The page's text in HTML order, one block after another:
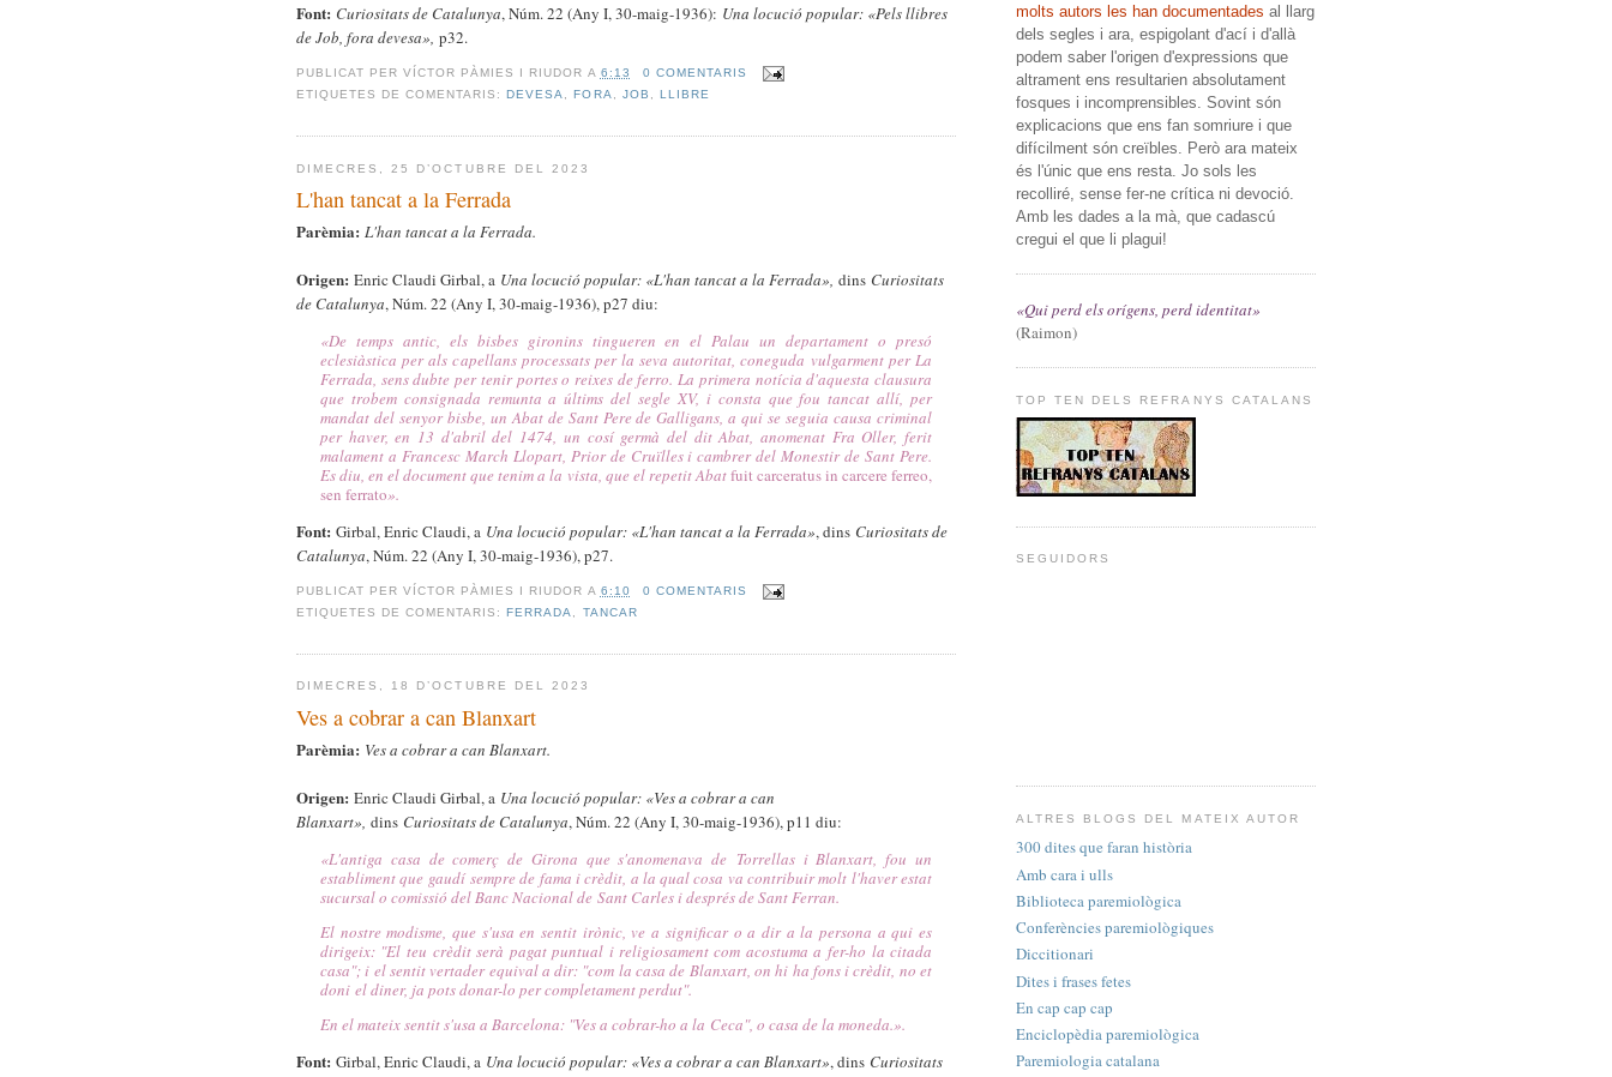
Font: Curiositats de Catalunya, Núm. 22 (Any I, 30-maig-1936): Una locució popular: «Pels llibres
de Job, fora devesa», p32.
PUBLICAT PERVÍCTOR PÀMIES I RIUDOR A 6:13
0 COMENTARIS
ETIQUETES DE COMENTARIS:DEVESA ,FORA JOB LLIBRE
DIMECRES, 25 D’OCTUBRE DEL 2023
L'han tancat a la Ferrada
Parèmia: L'han tancat a la Ferrada.
Origen: Enric Claudi Girbal, a Una locució popular: «L'han tancat a la Ferrada», dins Curiositats
de Catalunya, Núm. 22 (Any I, 30-maig-1936), p27 diu:
«De temps antic, els bisbes gironins tingueren en el Palau un departament o presó
eclesiàstica per als capellans processats per la seva autoritat, coneguda vulgarment per La
Ferrada, sens dubte per tenir portes o reixes de ferro. La primera notícia d'aquesta clausura
que trobem consignada remunta a últims del segle XV, i consta que fou tancat allí, per
mandat del senyor bisbe, un Abat de Sant Pere de Galligans, a qui se seguia causa criminal
per haver, en 13 d'abril del 1474, un cosí germà del dit Abat, anomenat Fra Oller, ferit
malament a Francesc March Llopart, Prior de Cruïlles i cambrer del Monestir de Sant Pere.
Es diu, en el document que tenim a la vista, que el repetit Abatfuit carceratus in carcere ferreo,
sen ferrato».
Font: Girbal, Enric Claudi, a Una locució popular: «L'han tancat a la Ferrada», dins Curiositats de
Catalunya, Núm. 22 (Any I, 30-maig-1936), p27.
PUBLICAT PERVÍCTOR PÀMIES I RIUDOR A 6:10
0 COMENTARIS
ETIQUETES DE COMENTARIS:FERRADA TANCAR
DIMECRES, 18 D’OCTUBRE DEL 2023
Ves a cobrar a can Blanxart
Parèmia: Ves a cobrar a can Blanxart.
Origen: Enric Claudi Girbal, a Una locució popular: «Ves a cobrar a can
Blanxart», dins Curiositats de Catalunya, Núm. 22 (Any I, 30-maig-1936), p11 diu:
«L'antiga casa de comerç de Girona que s'anomenava de Torrellas i Blanxart, fou un
establiment que gaudísempre de fama i crèdit, a la qual cosa va contribuir molt l'haver estat
sucursal o comissió del Banc Nacional de Sant Carles i després de Sant Ferran.
El nostre modisme, que s'usa en sentit irònic, ve a significar o a dir a la persona a qui es
dirigeix: "El teucrèdit serà pagat puntual i religiosament com acostuma afer-ho la citada
casa"; i el sentit vertader equival a dir: "com la casa de Blanxart, on hi ha fons i crèdit, no et
doni el diner, ja pots donar-lo per completament perdut".
En el mateix sentit s'usa a Barcelona: "Ves a cobrar-ho a la Ceca", o casa de la moneda.».
Font: Girbal, Enric Claudi, a Una locució popular: «Ves a cobrar a can Blanxart», dins Curiositats
molts autors les han documentades al llarg
dels segles i ara, espigolant d'ací i d'allà
podem saber l'origen d'expressions que
altrament ens resultarien absolutament
fosques i incomprensibles. Sovint són
explicacions que ens fan somriure i que
difícilment són creïbles. Però ara mateix
és l'únic que ens resta. Jo sols les
recolliré, sense fer-ne crítica ni devoció.
Amb les dades a la mà, que cadascú
cregui el que li plagui!
«Qui perd els orígens, perd identitat»
(Raimon)
TOP TEN DELS REFRANYS CATALANS
SEGUIDORS
ALTRES BLOGS DEL MATEIX AUTOR
300 dites que faran història
Amb cara i ulls
Biblioteca paremiològica
Conferències paremiològiques
Diccitionari
Dites i frases fetes
En cap cap cap
Enciclopèdia paremiològica
Paremiologia catalana